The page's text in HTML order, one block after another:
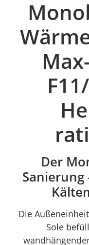
Der
Die
Sole